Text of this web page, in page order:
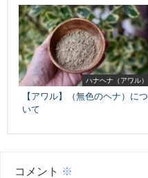
ハナヘナ（アワル）
【アワル】（無色のヘナ）につ
いて
コメント ※